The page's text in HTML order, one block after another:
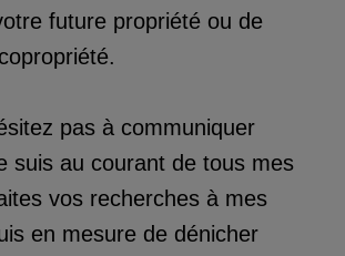
future propriété ou de
pas à communiquer
suis au courant de tous mes
vos recherches à mes
en mesure de dénicher